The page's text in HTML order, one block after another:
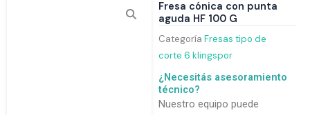
Fresa cónica con punta
aguda HF 100 G
Categoría Fresas tipo de
corte 6 klingspor
¿Necesitás asesoramiento
técnico?
Nuestro equipo puede